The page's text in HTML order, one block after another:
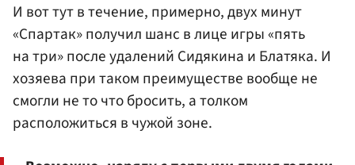
И вот тут в течение, примерно, двух минут
«Спартак» получил шанс в лице игры «пять
на три» после удалений Сидякина и Блатяка. И
хозяева при таком преимуществе вообще не
смогли не то что бросить, а толком
расположиться в чужой зоне.